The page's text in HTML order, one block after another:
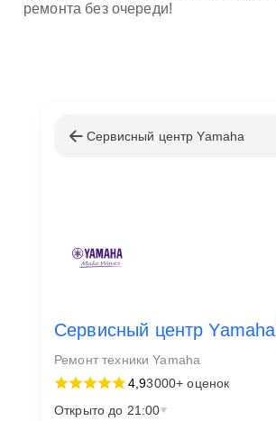
ремонта без очереди!
Сервисный центр Yamaha
Сервисный центр Yamaha
Ремонт техники Yamaha
4,93000+ оценок
Открыто до 21:00